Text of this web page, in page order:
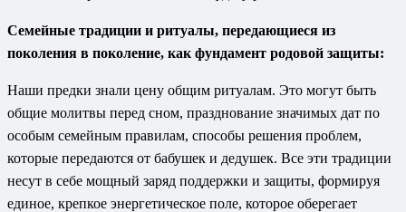
Семейные традиции и ритуалы, передающиеся из
поколения в поколение, как фундамент родовой защиты:
Наши предки знали цену общим ритуалам. Это могут быть
общие молитвы перед сном, празднование значимых дат по
особым семейным правилам, способы решения проблем,
которые передаются от бабушек и дедушек. Все эти традиции
несут в себе мощный заряд поддержки и защиты, формируя
единое, крепкое энергетическое поле, которое оберегает